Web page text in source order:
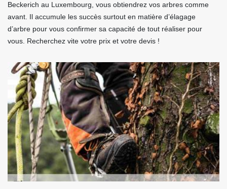
Beckerich au Luxembourg, vous obtiendrez vos arbres comme
avant. Il accumule les succès surtout en matière d’élagage
d’arbre pour vous confirmer sa capacité de tout réaliser pour
vous. Recherchez vite votre prix et votre devis !